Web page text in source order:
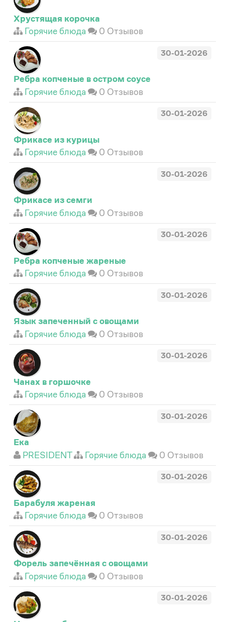
Хрустящая корочка
Горячие блюда
0 Отзывов
30-01-2026
Ребра копченые в остром соусе
Горячие блюда
0 Отзывов
30-01-2026
Фрикасе из курицы
Горячие блюда
0 Отзывов
30-01-2026
Фрикасе из семги
Горячие блюда
0 Отзывов
30-01-2026
Ребра копченые жареные
Горячие блюда
0 Отзывов
30-01-2026
Язык запеченный с овощами
Горячие блюда
0 Отзывов
30-01-2026
Чанах в горшочке
Горячие блюда
0 Отзывов
30-01-2026
Ека
PRESIDENT
Горячие блюда 0 Отзывов
30-01-2026
Барабуля жареная
Горячие блюда
0 Отзывов
30-01-2026
Форель запечённая с овощами
Горячие блюда
0 Отзывов
30-01-2026